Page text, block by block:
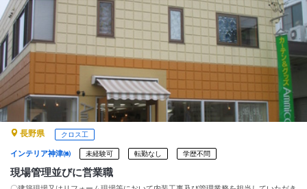
長野県 クロス工
インテリア神津㈱ 未経験可 転勤なし 学歴不問
現場管理並びに営業職